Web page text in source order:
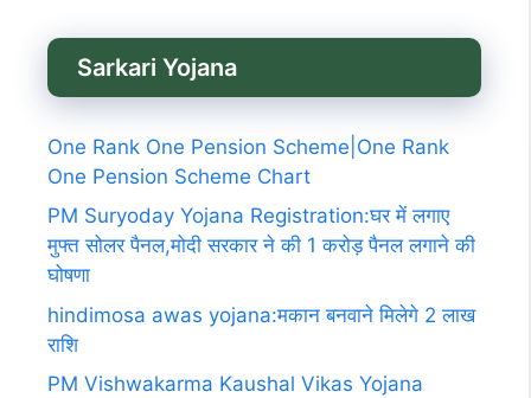
Sarkari Yojana
One Rank One Pension Scheme|One Rank
One Pension Scheme Chart
PM Suryoday Yojana Registration:घर में लगाए
मुफ्त सोलर पैनल,मोदी सरकार ने की 1 करोड़ पैनल लगाने की
घोषणा
hindimosa awas yojana:मकान बनवाने मिलेगे 2 लाख
राशि
PM Vishwakarma Kaushal Vikas Yojana